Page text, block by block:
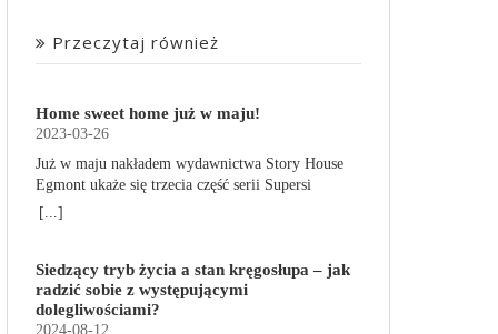
Przeczytaj również
Home sweet home już w maju!
2023-03-26
Już w maju nakładem wydawnictwa Story House
Egmont ukaże się trzecia część serii Supersi
scenarzysty Frederic Maupome. Ten tom nosi tytuł
obdarzone supermocami i wspomagane przez
robota o imieniu Al. Są rozdarte między chęcią
prowadzenia normalnego życia wśród ludzi a
[...]
Siedzący tryb życia a stan kręgosłupa – jak
radzić sobie z występującymi
dolegliwościami?
2024-08-12